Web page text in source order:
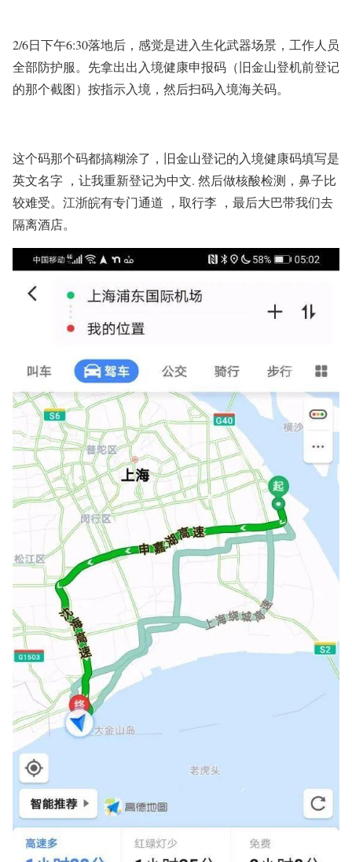
2/6日下午6:30落地后，感觉是进入生化武器场景，工作人员
全部防护服。 先拿出出入境健康申报码（旧金山登机前登记
的那个截图） 按指示入境，然后扫码入境海关码。
这个码那个码都搞糊涂了，旧金山登记的入境健康码填写是
英文名字 ，让我重新登记为中文. 然后做核酸检测，鼻子比
较难受。江浙皖有专门通道 ，取行李 ，最后大巴带我们去
隔离酒店。